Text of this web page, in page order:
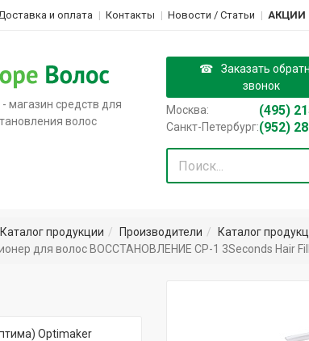
и оплата Контакты Новости / Cтатьи АКЦИИ
- магазин средств для
волос
Заказать
звонок
Москва: (495)
Санкт-Петербург:(952)
Каталог продукции Производители
Каталог
для волос ВОССТАНОВЛЕНИЕ CP-1 3Seconds Hair
Optimaker